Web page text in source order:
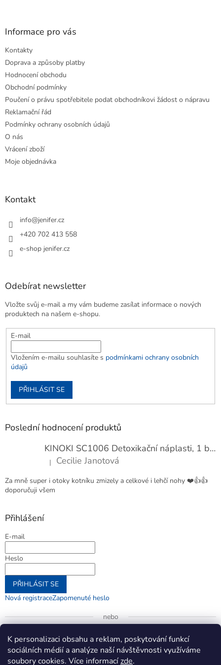
K personalizaci obsahu a reklam, poskytování funkcí
sociálních médií a analýze naší návštěvnosti využíváme
soubory cookies. Více informacízde.
Informace pro vás
Kontakty
Doprava a způsoby platby
Hodnocení obchodu
Obchodní podmínky
Poučení o právu spotřebitele podat obchodníkovi žádost o nápravu
Reklamační řád
Podmínky ochrany osobních údajů
O nás
Vrácení zboží
Moje objednávka
Kontakt
info@jenifer.cz
+420 702 413 558
e-shop jenifer.cz
Odebírat newsletter
Vložte svůj e-mail a my vám budeme zasílat informace o nových
produktech na našem e-shopu.
E-mail
Vložením e-mailu souhlasíte s podmínkami ochrany osobních
údajů
PŘIHLÁSIT SE
Poslední hodnocení produktů
KINOKI SC1006 Detoxikační náplasti, 1 balení - 10 ks
Hodnocení produktu je 4 z 5 hvězdiček.
| Cecilie Janotová
Za mně super i otoky kotníku zmizely a celkové i lehčí nohy ❤️👍👍
doporučuji všem
Přihlášení
E-mail
Heslo
PŘIHLÁSIT SE
Nová registraceZapomenuté heslo
nebo
Přihlásit se přes Google